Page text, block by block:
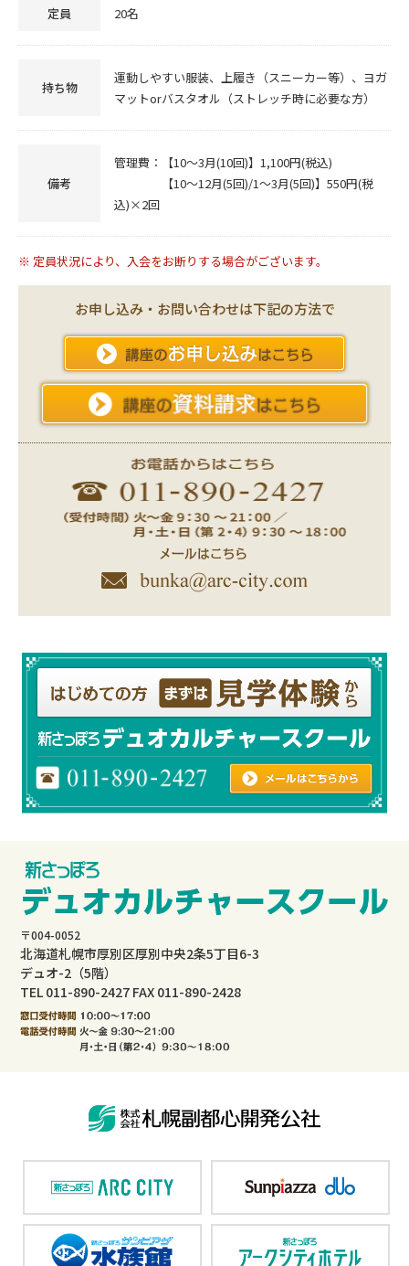
定員 20名
持ち物
運動しやすい服装、上履き（スニーカー等）、ヨガ
マットorバスタオル（ストレッチ時に必要な方）
備考
管理費：【10～3月(10回)】1,100円(税込)
【10～12月(5回)/1～3月(5回)】550円(税
込)×2回
※ 定員状況により、入会をお断りする場合がございます。
お申し込み・お問い合わせは下記の方法で
〒004-0052
北海道札幌市厚別区厚別中央2条5丁目6-3
デュオ-2（5階）
TEL 011-890-2427 FAX 011-890-2428